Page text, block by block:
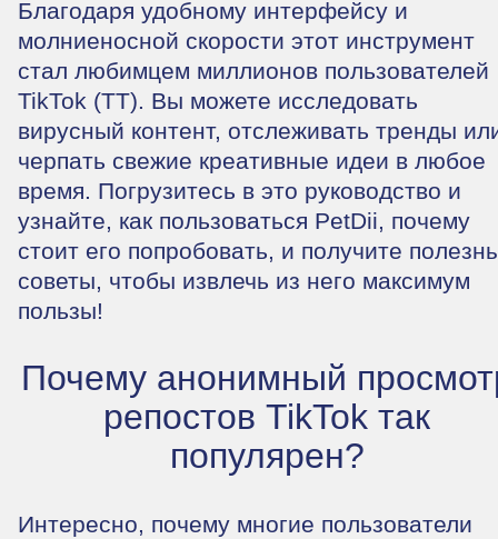
Благодаря удобному интерфейсу и
молниеносной скорости этот инструмент
стал любимцем миллионов пользователей
TikTok (TT). Вы можете исследовать
вирусный контент, отслеживать тренды
черпать свежие креативные идеи в любое
время. Погрузитесь в это руководство и
узнайте, как пользоваться PetDii, почему
стоит его попробовать, и получите
советы, чтобы извлечь из него максимум
пользы!
Почему анонимный
репостов TikTok так
популярен?
Интересно, почему многие пользователи